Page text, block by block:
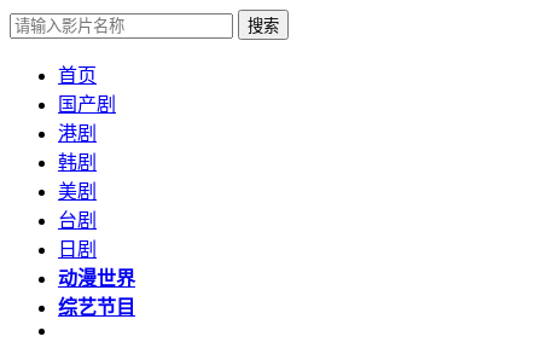
搜索
首页
国产剧
港剧
韩剧
美剧
台剧
日剧
动漫世界
综艺节目